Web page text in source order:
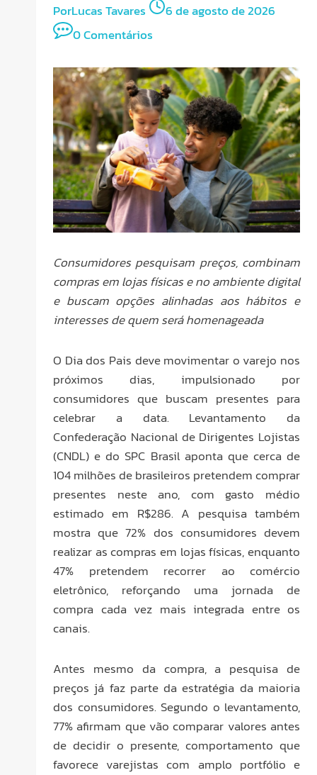
PorLucas Tavares
6 de agosto de 2026
0 Comentários
Consumidores pesquisam preços, combinam
compras em lojas físicas e no ambiente digital
e buscam opções alinhadas aos hábitos e
interesses de quem será homenageada
O Dia dos Pais deve movimentar o varejo nos
próximos dias, impulsionado por
consumidores que buscam presentes para
celebrar a data. Levantamento da
Confederação Nacional de Dirigentes Lojistas
(CNDL) e do SPC Brasil aponta que cerca de
104 milhões de brasileiros pretendem comprar
presentes neste ano, com gasto médio
estimado em R$286. A pesquisa também
mostra que 72% dos consumidores devem
realizar as compras em lojas físicas, enquanto
47% pretendem recorrer ao comércio
eletrônico, reforçando uma jornada de
compra cada vez mais integrada entre os
canais.
Antes mesmo da compra, a pesquisa de
preços já faz parte da estratégia da maioria
dos consumidores. Segundo o levantamento,
77% afirmam que vão comparar valores antes
de decidir o presente, comportamento que
favorece varejistas com amplo portfólio e